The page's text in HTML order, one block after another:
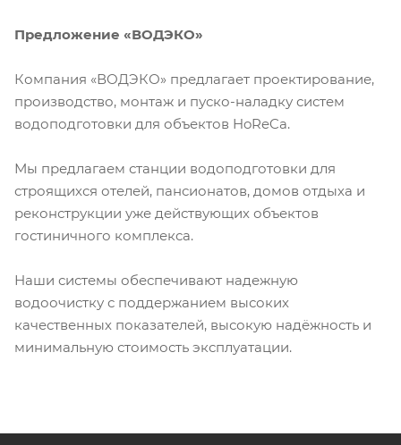
Предложение «ВОДЭКО»
Компания «ВОДЭКО» предлагает проектирование,
производство, монтаж и пуско-наладку систем
водоподготовки для объектов HoReCa.
Мы предлагаем станции водоподготовки для
строящихся отелей, пансионатов, домов отдыха и
реконструкции уже действующих объектов
гостиничного комплекса.
Наши системы обеспечивают надежную
водоочистку с поддержанием высоких
качественных показателей, высокую надёжность и
минимальную стоимость эксплуатации.